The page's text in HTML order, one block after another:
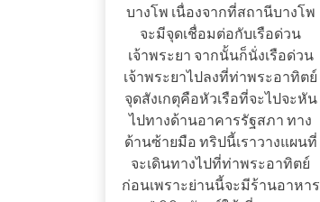
บางโพ เนื่องจากที่สถานีบางโพ
จะมีจุดเชื่อมต่อกับเรือด่วน
เจ้าพระยา จากนั้นก็นั่งเรือด่วน
เจ้าพระยาไปลงที่ท่าพระอาทิตย์
จุดสังเกตุคือหัวเรือที่จะไปจะหัน
ไปทางด้านอาคารรัฐสภา ทาง
ด้านซ้ายมือ ทริปนี้เราวางแผนที่
จะเดินทางไปที่ท่าพระอาทิตย์
ก่อนเพราะย่านนี้จะมีร้านอาหาร